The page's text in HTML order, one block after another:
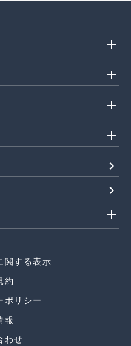
add
add
add
add
navigate_next
navigate_next
add
関する表示
約
ポリシー
報
わせ